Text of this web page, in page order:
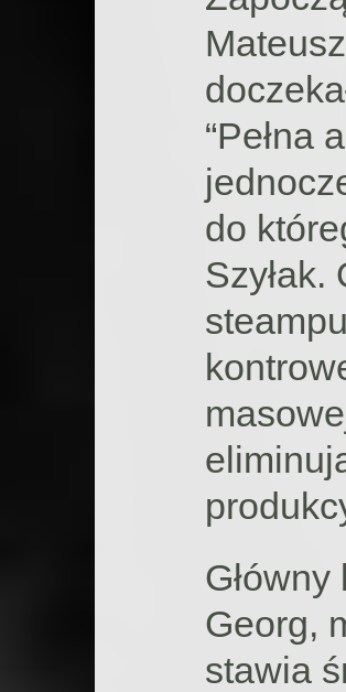
“Pełna
do
Główny
Georg,
stawia